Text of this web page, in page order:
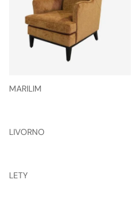
MARILIM
LIVORNO
LETY